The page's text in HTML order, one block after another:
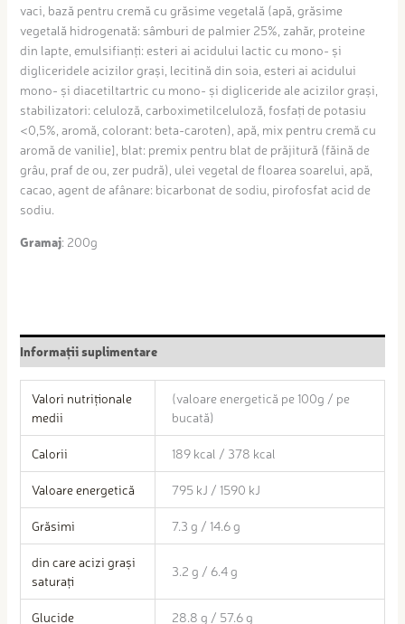
vaci, bază pentru cremă cu grăsime vegetală (apă, grăsime
vegetală hidrogenată: sâmburi de palmier 25%, zahăr, proteine
din lapte, emulsifianți: esteri ai acidului lactic cu mono- și
digliceridele acizilor grași, lecitină din soia, esteri ai acidului
mono- și diacetiltartric cu mono- și digliceride ale acizilor grași,
stabilizatori: celuloză, carboximetilceluloză, fosfați de potasiu
<0,5%, aromă, colorant: beta-caroten), apă, mix pentru cremă cu
aromă de vanilie], blat: premix pentru blat de prăjitură (făină de
grâu, praf de ou, zer pudră), ulei vegetal de floarea soarelui, apă,
cacao, agent de afânare: bicarbonat de sodiu, pirofosfat acid de
sodiu.
Gramaj: 200g
Informații suplimentare
Valori nutriționale
medii
(valoare energetică pe 100g / pe
bucată)
Calorii 189 kcal / 378 kcal
Valoare energetică 795 kJ / 1590 kJ
Grăsimi 7.3 g / 14.6 g
din care acizi grași
saturați
3.2 g / 6.4 g
Glucide 28.8 g / 57.6 g